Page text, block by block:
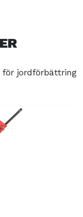
för jordförbättring